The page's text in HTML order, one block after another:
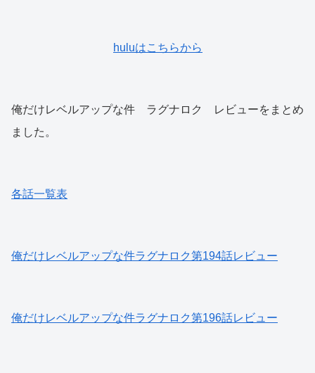
huluはこちらから
俺だけレベルアップな件 ラグナロク レビューをまとめ
ました。
各話一覧表
俺だけレベルアップな件ラグナロク第194話レビュー
俺だけレベルアップな件ラグナロク第196話レビュー